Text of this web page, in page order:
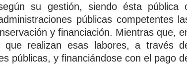
su gestión, siendo ésta pública
públicas competentes
y financiación. Mientras que,
realizan esas labores, a través
públicas, y financiándose con el pago